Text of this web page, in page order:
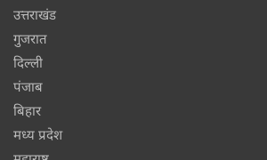
उत्तराखंड
गुजरात
दिल्ली
पंजाब
बिहार
मध्य प्रदेश